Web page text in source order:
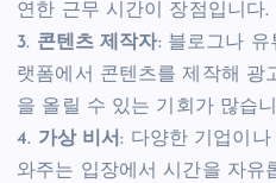
연한 근무 시간이 장점입니다.
3. 콘텐츠 제작자: 블로그나 유
랫폼에서 콘텐츠를 제작해 광
을 올릴 수 있는 기회가 많습
4. 가상 비서: 다양한 기업이
와주는 입장에서 시간을 자유